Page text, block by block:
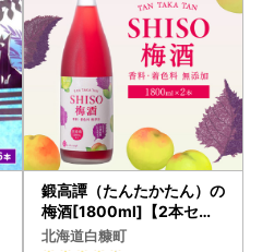
鍛高譚（たんたかたん）の
梅酒[1800ml]【2本セッ
ト】_I014-0036
北海道白糠町